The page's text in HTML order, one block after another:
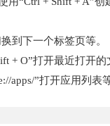
到下一个标签页等。
+ O”打开最近打开的
apps/”打开应用列表等